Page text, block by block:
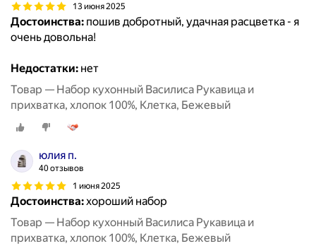
13 июня 2025
Достоинства: пошив добротный, удачная расцветка - я
очень довольна!
Недостатки: нет
Товар — Набор кухонный Василиса Рукавица и
прихватка, хлопок 100%, Клетка, Бежевый
юлия п.
40 отзывов
1 июня 2025
Достоинства:хороший набор
Товар — Набор кухонный Василиса Рукавица и
прихватка, хлопок 100%, Клетка, Бежевый